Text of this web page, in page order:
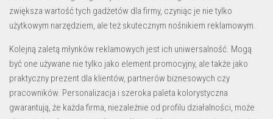
zwiększa wartość tych gadżetów dla firmy, czyniąc je nie tylko
użytkowym narzędziem, ale też skutecznym nośnikiem reklamowym.
Kolejną zaletą młynków reklamowych jest ich uniwersalność. Mogą
być one używane nie tylko jako element promocyjny, ale także jako
praktyczny prezent dla klientów, partnerów biznesowych czy
pracowników. Personalizacja i szeroka paleta kolorystyczna
gwarantują, że każda firma, niezależnie od profilu działalności, może